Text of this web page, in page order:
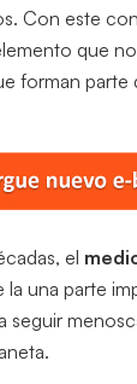
Con este
que
forman parte
el
una parte